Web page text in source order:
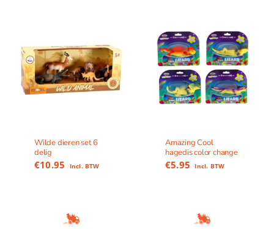
Wilde dieren set 6
delig
€10.95 Incl. BTW
Amazing Cool
hagedis color change
€5.95 Incl. BTW